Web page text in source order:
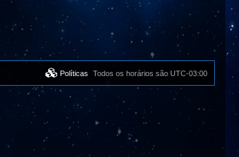
Todos os horários são UTC-03:00
Políticas